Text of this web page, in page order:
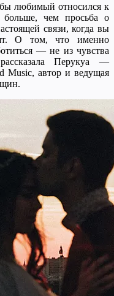
любимый относился к
чем просьба о
связи, когда вы
О том, что именно
— не из чувства
Перукуа —
Music, автор и ведущая